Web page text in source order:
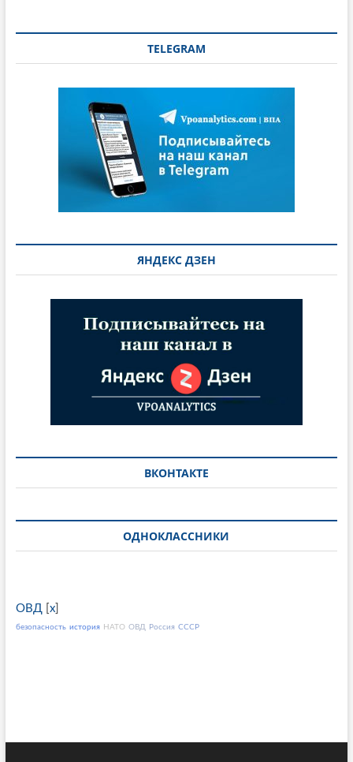
TELEGRAM
ЯНДЕКС ДЗЕН
ВКОНТАКТЕ
ОДНОКЛАССНИКИ
ОВД x]
безопасность история НАТО ОВД Россия СССР